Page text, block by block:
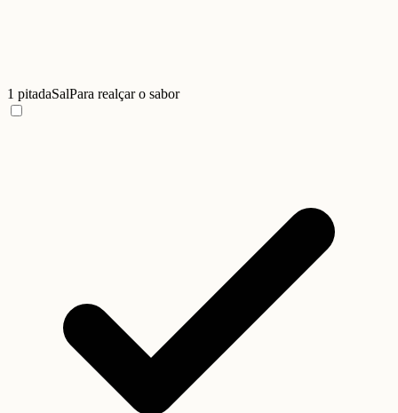
1 pitadaSalPara realçar o sabor